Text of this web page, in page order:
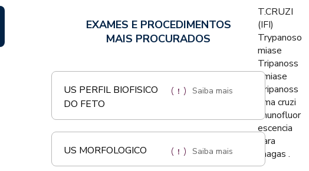
T.CRUZI
(IFI)
Trypanoso
miase
Tripanoss
omiase
Tripanoss
oma cruzi
imunofluor
escencia
para
chagas .
EXAMES E PROCEDIMENTOS
MAIS PROCURADOS
US PERFIL BIOFISICO
DO FETO
Saiba mais
US MORFOLOGICO Saiba mais